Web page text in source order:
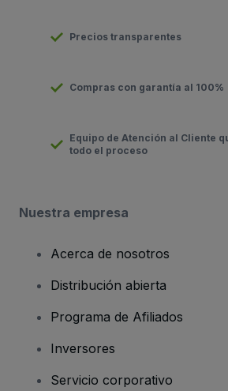
Precios transparentes
Compras con garantía al 100%
Equipo de Atención al Cliente
todo el proceso
Nuestra empresa
Acerca de nosotros
Distribución abierta
Programa de Afiliados
Inversores
Servicio corporativo